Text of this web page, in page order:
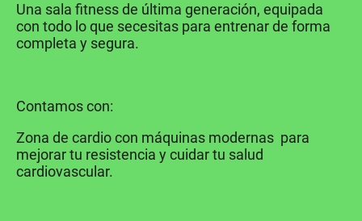
Una sala fitness de última generación, equipada
con todo lo que secesitas para entrenar de forma
completa y segura.
Contamos con:
Zona de cardio con máquinas modernas para
mejorar tu resistencia y cuidar tu salud
cardiovascular.